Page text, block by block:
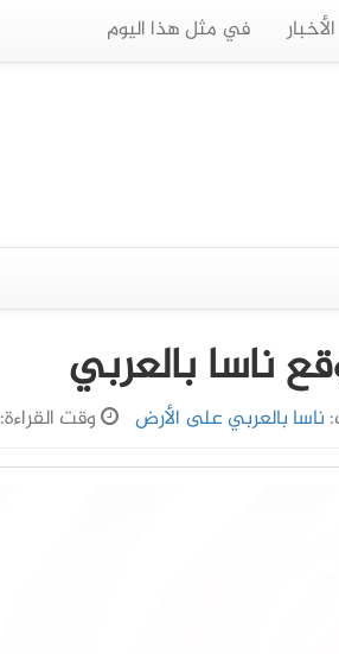
الأخبار في مثل هذا اليوم
ناسا بالعربي
ناسا بالعربي على الأرض وقت القراءة: 1 دقيقة, 21 ثانية